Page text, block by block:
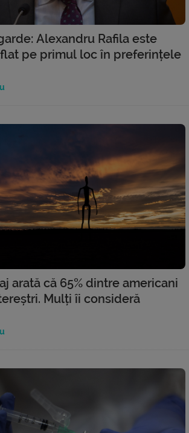
Alexandru Rafila este
pe primul loc în preferințele
arată că 65% dintre americani
Mulți îi consideră